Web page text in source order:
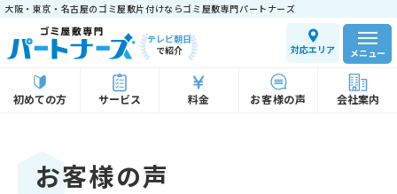
大阪・東京・名古屋のゴミ屋敷片付けならゴミ屋敷専門パートナーズ
テレビ朝日
で紹介
対応エリア
初めての方 サービス 料金 お客様の声 会社案内
メニュー
お客様の声